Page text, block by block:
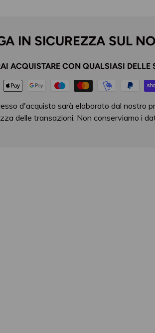
IN SICUREZZA SUL
ACQUISTARE CON QUALSIASI DELLE
d'acquisto sarà elaborato dal nostro
delle transazioni. Non conserviamo i